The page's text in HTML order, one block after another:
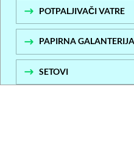
POTPALJIVAČI VATRE
PAPIRNA GALANTERIJA
SETOVI